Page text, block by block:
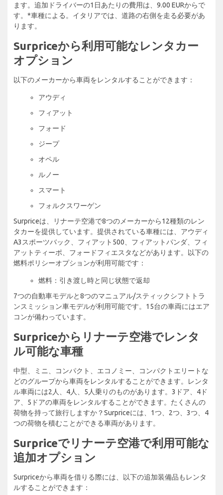
ます。追加ドライバーの1日あたりの費用は、9.00 EURからで
す。*車種による。イタリアでは、道路の右側を走る必要があ
ります。
Surpriceから利用可能なレンタカー
オプション
以下のメーカーから車両をレンタルすることができます：
アウディ
フィアット
フォード
ジープ
オペル
ルノー
スマート
フォルクスワーゲン
Surpriceは、リナーテ空港で8つのメーカーから12種類のレン
タカーを提供しています。提供されている車種には、アウディ
A3スポーツバック、フィアット500、フィアットパンダ、フィ
アットティーポ、フォードフィエスタなどがあります。以下の
燃料ポリシーオプションが利用可能です：
燃料：引き渡し時と同じ状態で返却
7つの自動車モデルと8つのマニュアル/スティックシフトトラ
ンスミッション車モデルが利用可能です。15台の車両にはエア
コンが備わっています。
Surpriceからリナーテ空港でレンタ
ル可能な車種
中型、ミニ、コンパクト、エコノミー、コンパクトエリートな
どのグループから車両をレンタルすることができます。レンタ
ル車両には2人、4人、5人乗りのものがあります。3ドア、4ド
ア、5ドアの車両をレンタルすることができます。たくさんの
荷物を持って旅行しますか？Surpriceには、1つ、2つ、3つ、4
つの荷物を積むことができる車両があります。
Surpriceでリナーテ空港で利用可能な
追加オプション
Surpriceから車両を借りる際には、以下の追加装備品もレンタ
ルすることができます：